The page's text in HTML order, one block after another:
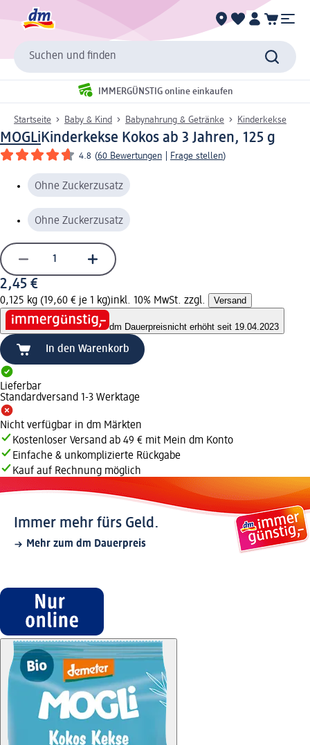
Suchen und finden
IMMERGÜNSTIG online einkaufen
Startseite Baby & Kind Babynahrung & Getränke Kinderkekse
MOGLi Kinderkekse Kokos ab 3 Jahren, 125 g
4.8 (60 Bewertungen Frage stellen)
Ohne Zuckerzusatz
Ohne Zuckerzusatz
2,45 €
0,125 kg (19,60 € je 1 kg)inkl. 10% MwSt. zzgl. Versand
dm Dauerpreisnicht erhöht seit 19.04.2023
In den Warenkorb
Lieferbar
Standardversand 1-3 Werktage
Nicht verfügbar in dm Märkten
Kostenloser Versand ab 49 € mit Mein dm Konto
Einfache & unkomplizierte Rückgabe
Kauf auf Rechnung möglich
Immer mehr fürs Geld.
Mehr zum dm Dauerpreis